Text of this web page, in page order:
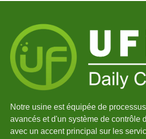
Notre usine est équipée de
avancés et d'un système de contrôle
avec un accent principal sur les